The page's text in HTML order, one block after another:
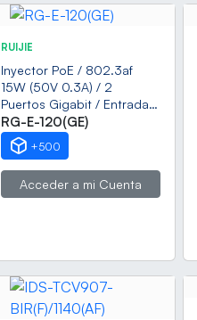
RUIJIE
Inyector PoE / 802.3af
15W (50V 0.3A) / 2
Puertos Gigabit / Entrada
Universal 100-240V AC /
Conector IEC 60320 C5 /
Detección Inteligente PD
RG-E-120(GE)
+500
Acceder a mi Cuenta